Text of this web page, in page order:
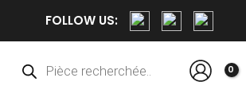
FOLLOW US:
Recherche
produits